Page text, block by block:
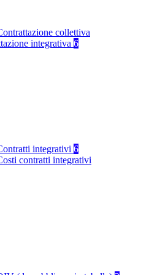
collettiva
integrativa 6
integrativi 6
contratti integrativi